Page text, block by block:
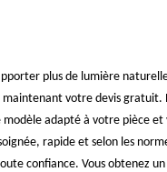
plus de lumière
maintenant votre devis gratuit.
modèle adapté à votre pièce et
rapide et selon les
confiance. Vous obtenez